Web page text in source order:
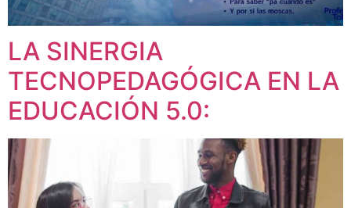
LA SINERGIA
TECNOPEDAGÓGICA EN LA
EDUCACIÓN 5.0: